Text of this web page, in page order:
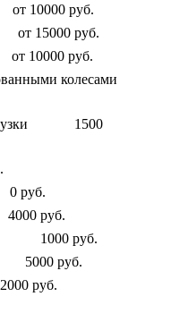
от 10000 руб.
от 15000 руб.
от 10000 руб.
колесами
1500
0 руб.
4000 руб.
1000 руб.
5000 руб.
руб.